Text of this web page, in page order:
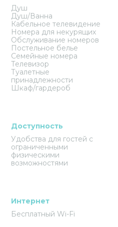
Душ
Душ/Ванна
Кабельное телевидение
Номера для некурящих
Обслуживание номеров
Постельное белье
Семейные номера
Телевизор
Туалетные
принадлежности
Шкаф/гардероб
Доступность
Удобства для гостей с
ограниченными
физическими
возможностями
Интернет
Бесплатный Wi-Fi